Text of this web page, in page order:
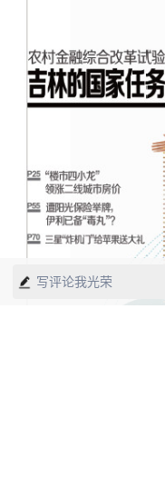
写评论我光荣